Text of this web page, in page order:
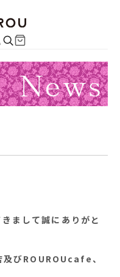
まして誠にありがと
びROUROUcafe、